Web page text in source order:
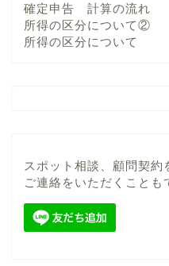
確定申告 計算の流れ
所得の区分について②
所得の区分について
スポット相談、顧問契
ご連絡をいただくことも